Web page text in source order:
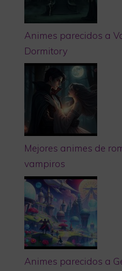
Animes parecidos a
Dormitory
Mejores animes de
vampiros
Animes parecidos a